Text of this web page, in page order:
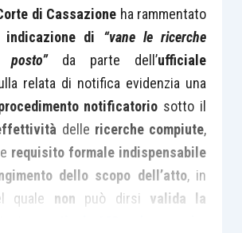
di Cassazione ha rammentato
indicazione di “vane le ricerche
da parte dell’ufficiale
relata di notifica evidenzia una
notificatorio sotto il
delle ricerche compiute,
requisito formale indispensabile
dello scopo dell’atto, in
quale non può dirsi valida la